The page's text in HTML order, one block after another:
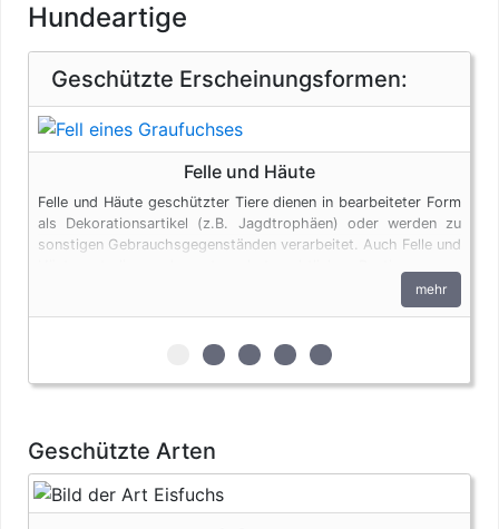
Hundeartige
Geschützte Erscheinungsformen:
Felle und Häute
Felle und Häute geschützter Tiere dienen in bearbeiteter Form
als Dekorationsartikel (z.B. Jagdtrophäen) oder werden zu
sonstigen Gebrauchsgegenständen verarbeitet. Auch Felle und
Bei privaten Einfuhren zum persönlichen Gebrauch sind bis zu
vier Erzeugnisse von Krokodilen des Anhangs B pro Person
transportiert werden. Fleisch und Jagdtrophäen sind von
mehr
zur 1. geschützten Erscheinungsform
zur 2. geschützten
zur 3. geschützten
zur 4. geschützten
zur 5. geschützten
Geschützte Arten